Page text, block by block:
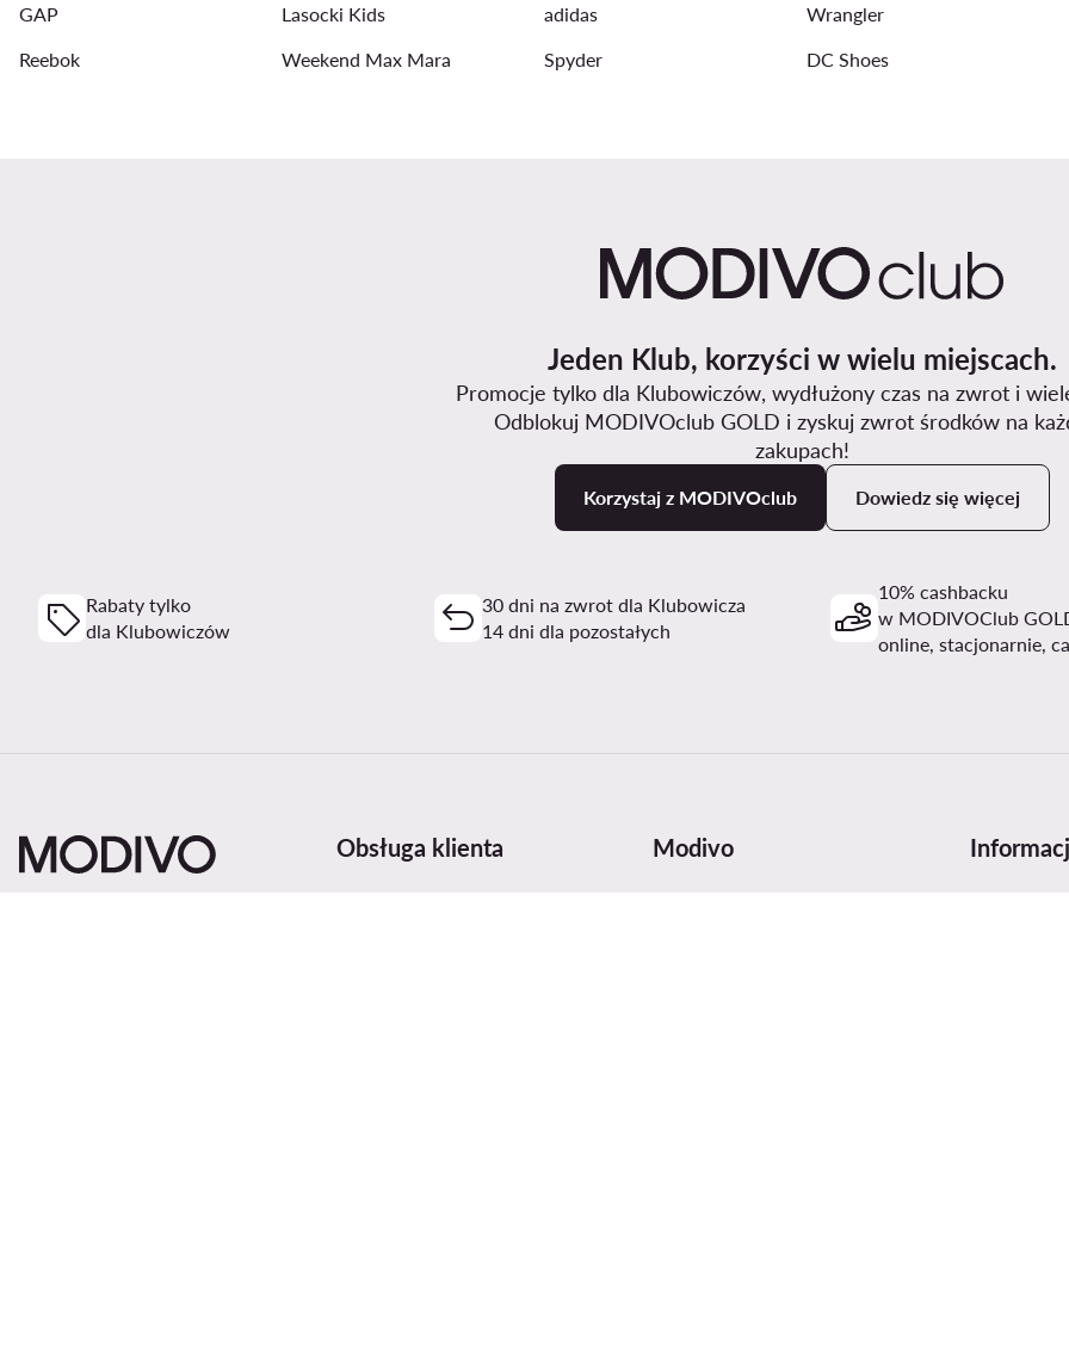
GAP
Lasocki Kids adidas
Wrangler
Reebok
Weekend Max Mara Spyder DC Shoes
Jeden Klub, korzyści w wielu miejscach.
Promocje tylko dla Klubowiczów, wydłużony czas na zwrot i
Odblokuj MODIVOclub GOLD i zyskuj zwrot środków na
zakupach!
Korzystaj z MODIVOclub Dowiedz się więcej
Rabaty tylko
dla Klubowiczów
30 dni na zwrot dla Klubowicza
14 dni dla pozostałych
10% cashbacku
w MODIVOClub
online, stacjonarnie,
Obsługa klienta Modivo